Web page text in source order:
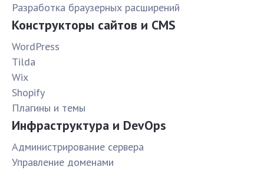
Разработка браузерных расширений
Конструкторы сайтов и CMS
WordPress
Tilda
Wix
Shopify
Плагины и темы
Инфраструктура и DevOps
Администрирование сервера
Управление доменами